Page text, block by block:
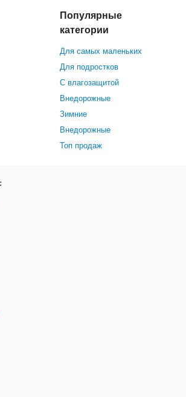
Популярные
категории
Для самых маленьких
Для подростков
С влагозащитой
Внедорожные
Зимние
Внедорожные
Топ продаж